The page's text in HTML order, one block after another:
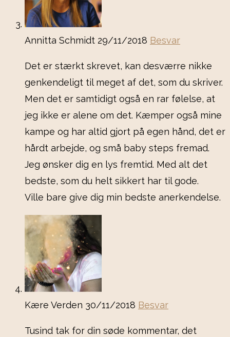
Annitta Schmidt 29/11/2018 Besvar
Det er stærkt skrevet, kan desværre nikke
genkendeligt til meget af det, som du skriver.
Men det er samtidigt også en rar følelse, at
jeg ikke er alene om det. Kæmper også mine
kampe og har altid gjort på egen hånd, det er
hårdt arbejde, og små baby steps fremad.
Jeg ønsker dig en lys fremtid. Med alt det
bedste, som du helt sikkert har til gode.
Ville bare give dig min bedste anerkendelse.
Kære Verden 30/11/2018 Besvar
Tusind tak for din søde kommentar, det